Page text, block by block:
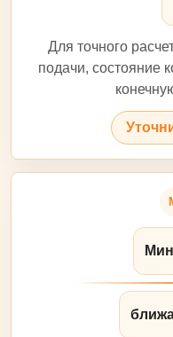
Для точного
подачи, состояние